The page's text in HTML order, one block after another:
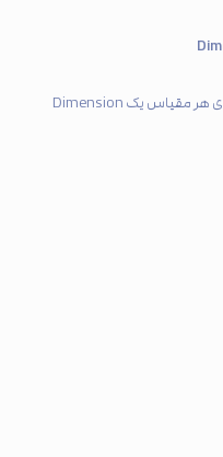
به جای تغییر تک‌تک اندازه‌ها، بهتر است برای هر مقیاس یک Dimension